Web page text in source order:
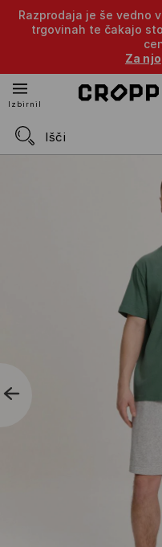
Razprodaja je še vedno
trgovinah te čakajo
Za njo
Izbirnik